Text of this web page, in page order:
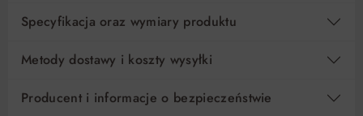
Pośrednik kredytowy i organizacje finansujące
Specyfikacja oraz wymiary produktu
Metody dostawy i koszty wysyłki
Producent i informacje o bezpieczeństwie